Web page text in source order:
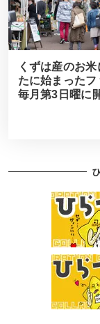
くずは産のお
たに始まった
毎月第3日曜に